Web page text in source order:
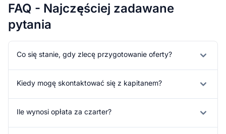
FAQ - Najczęściej zadawane
pytania
Co się stanie, gdy zlecę przygotowanie oferty?
Kiedy mogę skontaktować się z kapitanem?
Ile wynosi opłata za czarter?